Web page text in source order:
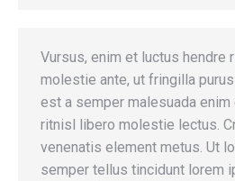
Vursus, enim et luctus hendre
molestie ante, ut fringilla
est a semper malesuada enim
ritnisl libero molestie lectus.
venenatis element metus. Ut
semper tellus tincidunt lorem